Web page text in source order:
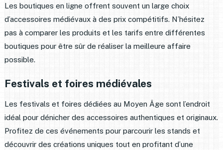
Les boutiques en ligne offrent souvent un large choix
d’accessoires médiévaux à des prix compétitifs. N’hésitez
pas à comparer les produits et les tarifs entre différentes
boutiques pour être sûr de réaliser la meilleure affaire
possible.
Festivals et foires médiévales
Les festivals et foires dédiées au Moyen Âge sont l’endroit
idéal pour dénicher des accessoires authentiques et originaux.
Profitez de ces événements pour parcourir les stands et
découvrir des créations uniques tout en profitant d’une